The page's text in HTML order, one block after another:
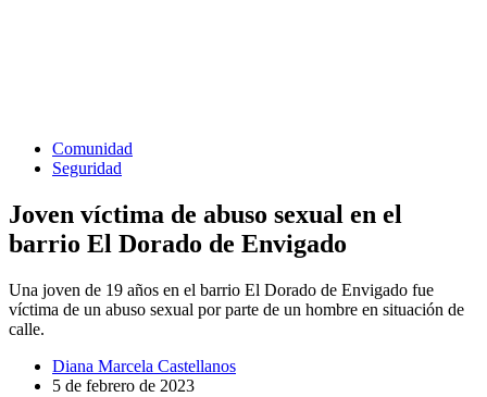
Comunidad
Seguridad
Joven víctima de abuso sexual en el
barrio El Dorado de Envigado
Una joven de 19 años en el barrio El Dorado de Envigado fue
víctima de un abuso sexual por parte de un hombre en situación de
calle.
Diana Marcela Castellanos
5 de febrero de 2023